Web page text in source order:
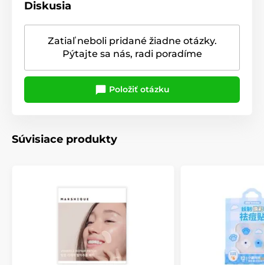
Diskusia
Zatiaľ neboli pridané žiadne otázky.
Pýtajte sa nás, radi poradíme
Položiť otázku
Súvisiace produkty